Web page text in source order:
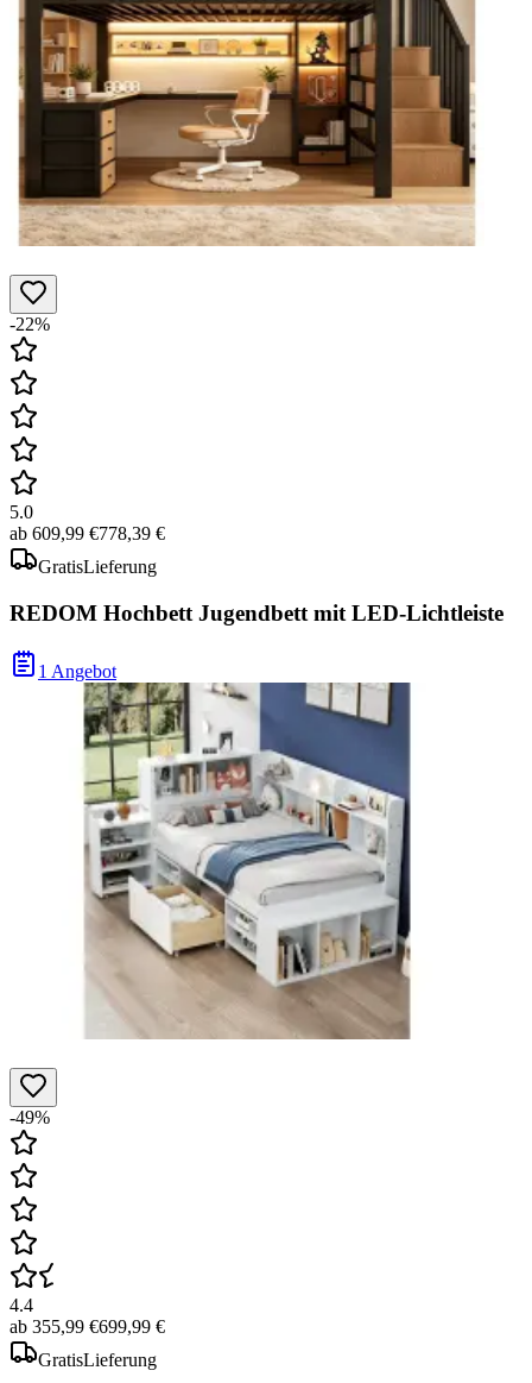
-22%
5.0
ab 609,99 €778,39 €
GratisLieferung
REDOM Hochbett Jugendbett mit LED-Lichtleiste
1 Angebot
-49%
4.4
ab 355,99 €699,99 €
GratisLieferung